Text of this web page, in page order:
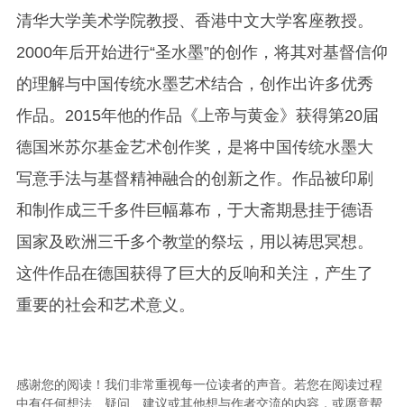
清华大学美术学院教授、香港中文大学客座教授。
2000年后开始进行“圣水墨”的创作，将其对基督信仰
的理解与中国传统水墨艺术结合，创作出许多优秀
作品。2015年他的作品《上帝与黄金》获得第20届
德国米苏尔基金艺术创作奖，是将中国传统水墨大
写意手法与基督精神融合的创新之作。作品被印刷
和制作成三千多件巨幅幕布，于大斋期悬挂于德语
国家及欧洲三千多个教堂的祭坛，用以祷思冥想。
这件作品在德国获得了巨大的反响和关注，产生了
重要的社会和艺术意义。
感谢您的阅读！我们非常重视每一位读者的声音。若您在阅读过程
中有任何想法、疑问、建议或其他想与作者交流的内容，或愿意帮